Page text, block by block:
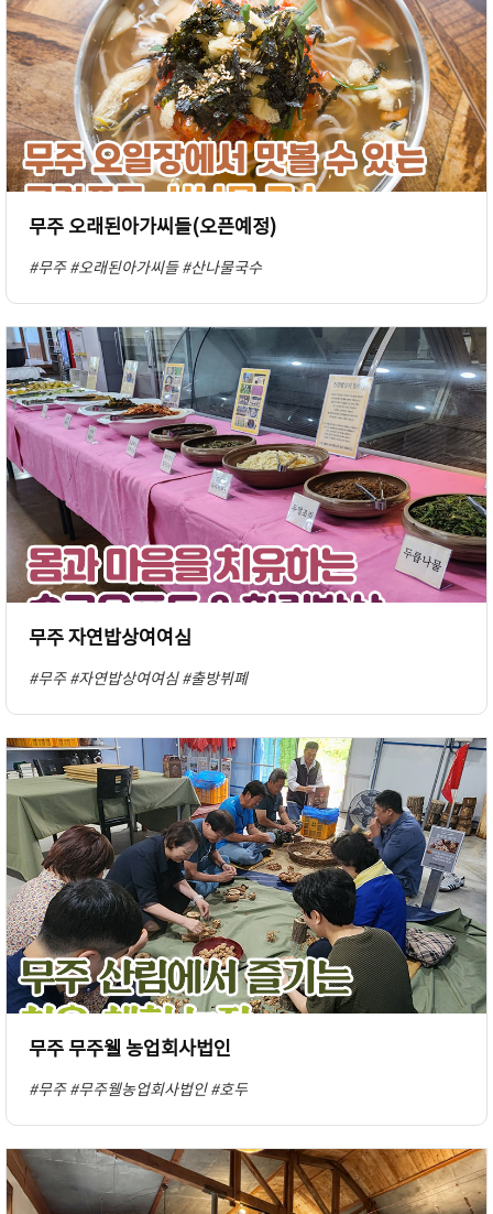
무주 오래된아가씨들(오픈예정)
#무주 #오래된아가씨들 #산나물국수
무주 자연밥상여여심
#무주 #자연밥상여여심 #출방뷔폐
무주 무주웰 농업회사법인
#무주 #무주웰농업회사법인 #호두